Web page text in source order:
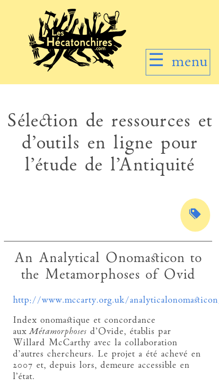
☰ menu
Sélection de ressources et
d’outils en ligne pour
l’étude de l’Antiquité
An Analytical Onomasticon to
the Metamorphoses of Ovid
http://www.mccarty.org.uk/
Index onomastique et concordance
aux Métamorphoses d’Ovide, établis par
Willard McCarthy avec la collaboration
d’autres chercheurs. Le projet a été achevé en
2007 et, depuis lors, demeure accessible en
l’état.